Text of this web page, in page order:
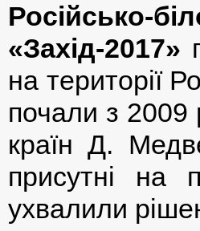
Російсько-
«Захід-2017»
на території
почали з 2009
країн Д.
присутні на
ухвалили